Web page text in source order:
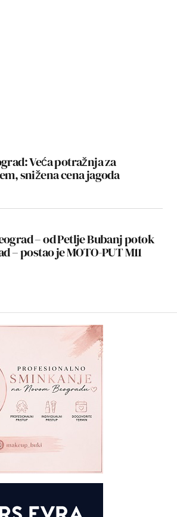
Veća potražnja za
snižena cena jagoda
– od Petlje Bubanj potok
– postao je MOTO-PUT M11